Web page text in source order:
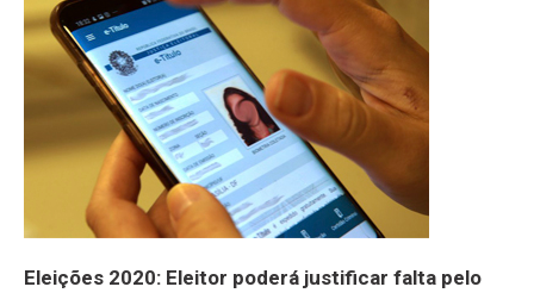
Eleições 2020: Eleitor poderá justificar falta pelo